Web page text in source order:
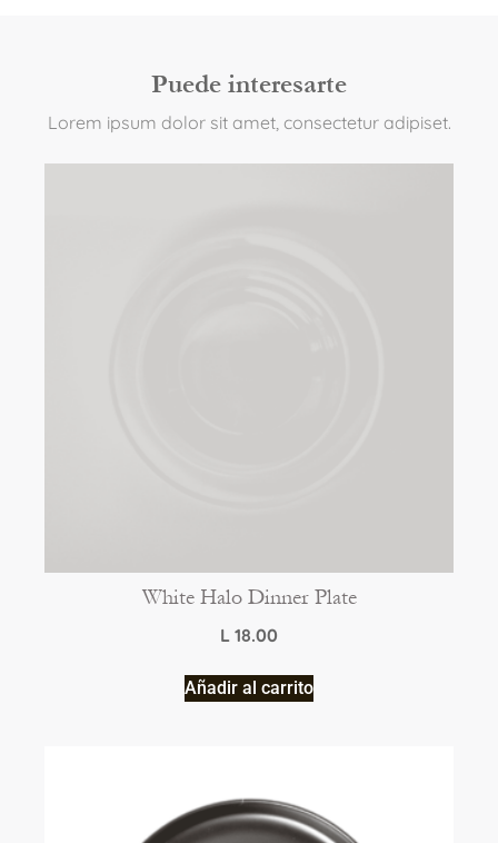
Puede interesarte
Lorem ipsum dolor sit amet, consectetur adipiset.
White Halo Dinner Plate
L 18.00
Añadir al carrito